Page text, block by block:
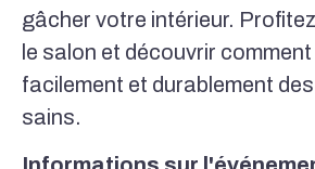
gâcher votre intérieur.
le salon et découvrir
facilement et durablement
sains.